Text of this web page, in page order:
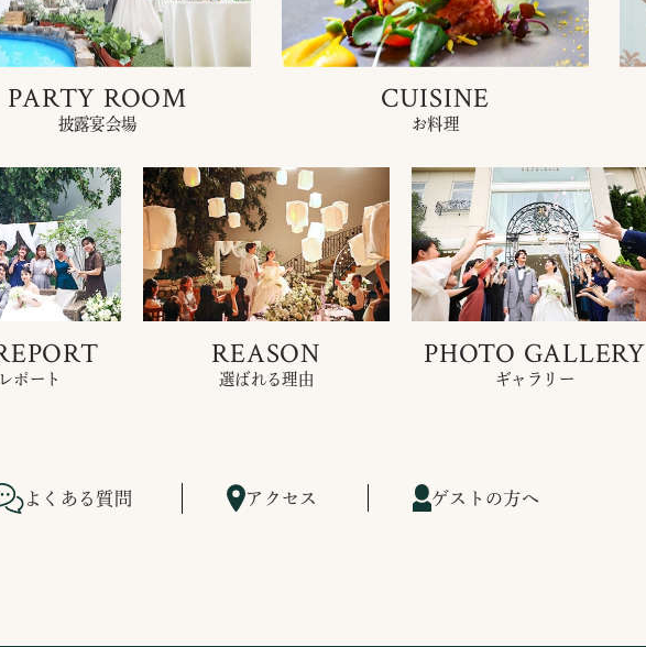
PARTY ROOM
披露宴会場
CUISINE
お料理
ポート
REASON
選ばれる理由
PHOTO GALLERY
ギャラリー
よくある質問 アクセス ゲストの方へ